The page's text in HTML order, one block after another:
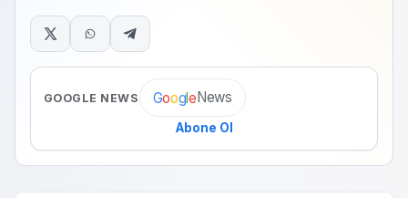
GOOGLE NEWS GoogleNews
Abone Ol